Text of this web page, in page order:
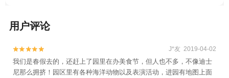
用户评论

 J*友 2019-04-02
我们是春假去的，还赶上了园里在办美食节，但人也不多，不像迪士
尼那么拥挤！园区里有各种海洋动物以及表演活动，进园有地图上面